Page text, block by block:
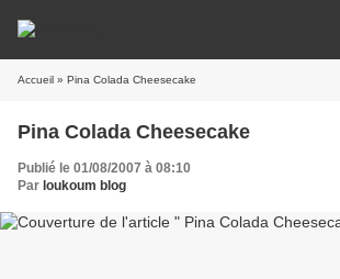
Accueil » Pina Colada Cheesecake
Pina Colada Cheesecake
Publié le 01/08/2007 à 08:10
Par loukoum blog